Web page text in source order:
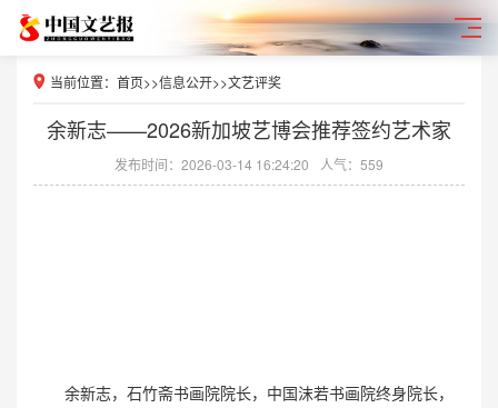
当前位置： 首页>>信息公开>>文艺评奖
余新志——2026新加坡艺博会推荐签约艺术家
发布时间：2026-03-14 16:24:20 人气：559
余新志，石竹斋书画院院长，中国沫若书画院终身院长，